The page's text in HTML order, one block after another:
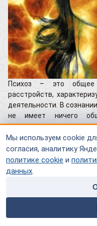
Мы используем cookie
согласия, аналитику
политике cookie и
данных.
home people
Психоз – это общее
расстройств,
деятельности. В
не имеет ничего
воспринимает
приходят видения -
факторов поведение его
за свою жизнь,
мышления и памяти.
Больной ведет себя
с собой. Он